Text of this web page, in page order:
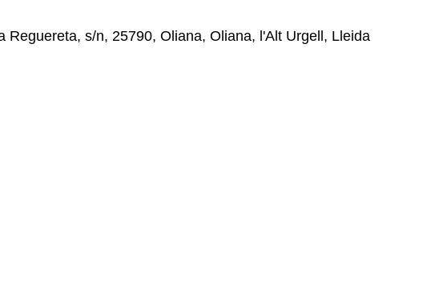
Reguereta, s/n, 25790, Oliana, Oliana, l'Alt Urgell, Lleida